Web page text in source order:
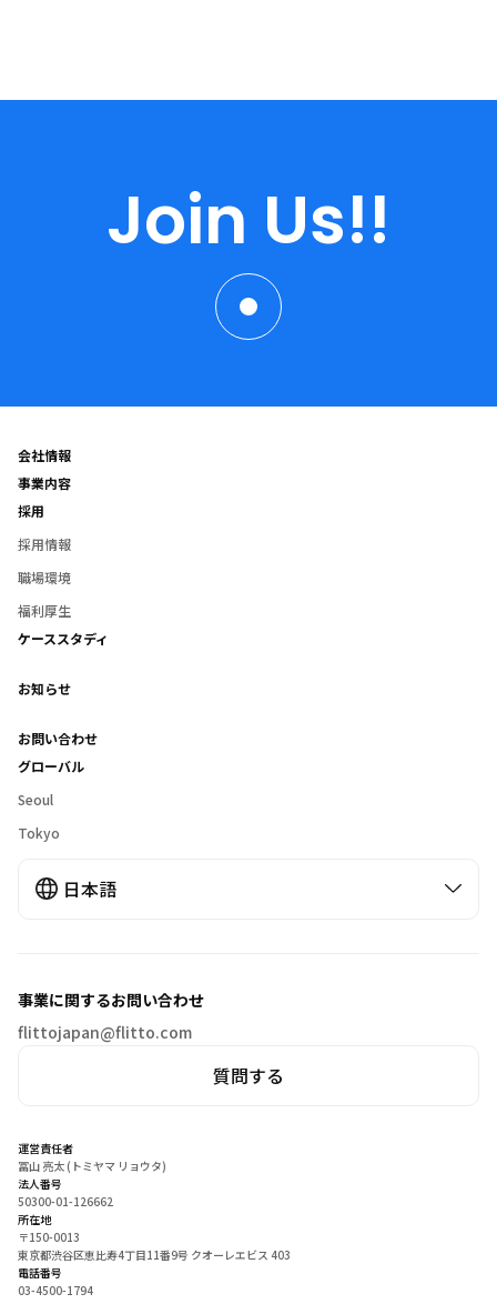
Join Us!!
会社情報
事業内容
採用
採用情報
職場環境
福利厚生
ケーススタディ
お知らせ
お問い合わせ
グローバル
Seoul
Tokyo
日本語
事業に関するお問い合わせ
flittojapan@flitto.com
質問する
運営責任者
冨山 亮太 (トミヤマ リョウタ)
法人番号
50300-01-126662
所在地
〒150-0013
東京都渋谷区恵比寿4丁目11番9号 クオーレエビス 403
電話番号
03-4500-1794